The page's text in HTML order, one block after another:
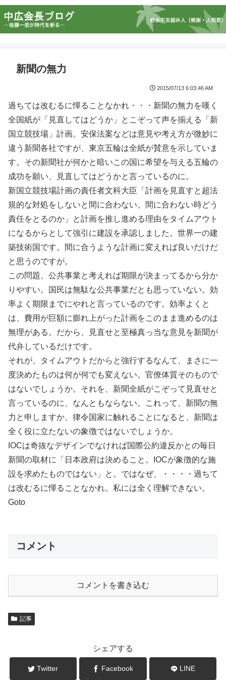
新聞の無力
2015/07/13 6:03:46 AM
過ちては改むるに憚ることなかれ・・・新聞の無力を嘆く
全国紙が「見直してはどうか」とこぞって声を揃える「新
国立競技場」計画。安保法案などは意見や考え方が微妙に
違う新聞各社ですが、東京五輪は全紙が賛意を示していま
す。その新聞社が何かと暗いこの国に希望を与える五輪の
成功を願い、見直してはどうかと言っているのに。
新国立競技場計画の責任者文科大臣「計画を見直すと超法
規的な対処をしないと間に合わない。間に合わない時どう
責任をとるのか」と計画を推し進める理由をタイムアウト
になるからとして強引に建設を承認しました。世界一の建
築技術国です。間に合うような計画に変えれば良いだけだ
と思うのですが。
この問題、公共事業と考えれば期限が決まってるから分か
りやすい。国民は無駄な公共事業だとも思っていない。効
率よく期限までにやれと言っているのです。効率よくと
は、費用が巨額に膨れ上がった計画をこのまま進めるのは
無理がある。だから、見直せと至極真っ当な意見を新聞が
代弁しているだけです。
それが、タイムアウトだからと強行するなんて、まさに一
度決めたものは何が何でも変えない。官僚体質そのもので
はないでしょうか。それを、新聞全紙がこぞって見直せと
言っているのに、なんともならない。これって、新聞の無
力と申しますか、律令国家に触れることになると、新聞は
全く役に立たないの象徴ではないでしょうか。
IOCは奇抜なデザインでなければ国際公約違反かとの毎日
新聞の取材に「日本政府は決めること。IOCが象徴的な施
設を求めたものではない」と。ではなぜ、・・・・過ちて
は改むるに憚ることなかれ。私には全く理解できない。
Goto
コメント
コメントを書き込む
記事
シェアする
Twitter Facebook LINE